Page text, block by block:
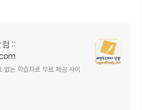
::
없는 학습자료 무료 제공 사이